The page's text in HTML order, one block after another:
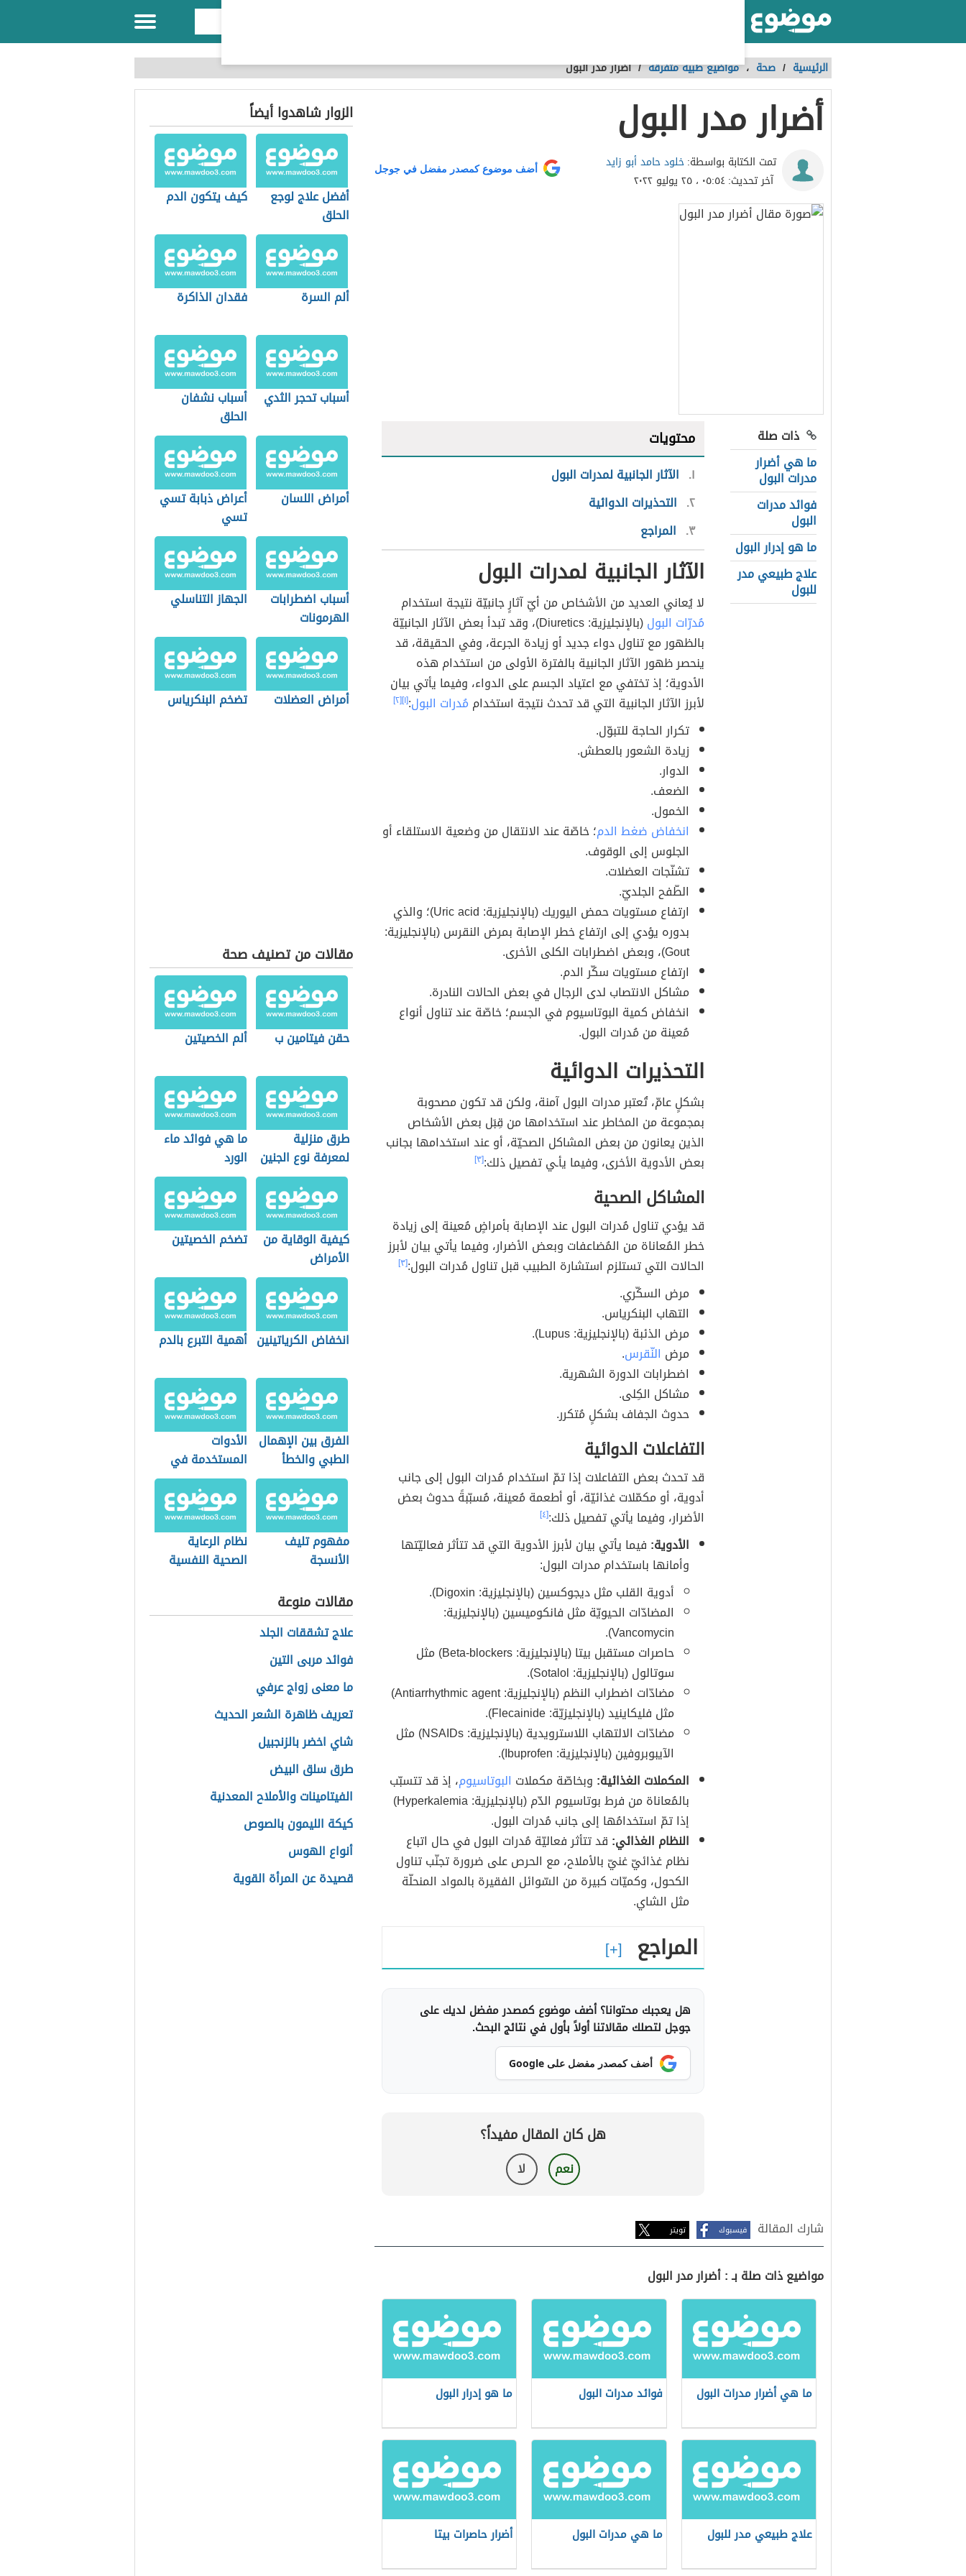
الرئيسية / صحة ،مواضيع طبية متفرقة /أضرار مدر البول
أضرار مدر البول
تمت الكتابة بواسطة:خلود حامد أبو زايد
آخر تحديث:٠٥:٥٤ ، ٢٥ يوليو ٢٠٢٢
أضف موضوع كمصدر مفضل في جوجل
ذات صلة
ما هي أضرار
مدرات البول
فوائد مدرات
البول
ما هو إدرار البول
علاج طبيعي مدر
للبول
محتويات
١ الآثار الجانبية لمدرات البول
٢ التحذيرات الدوائية
٣ المراجع
الآثار الجانبية لمدرات البول
لا يُعاني العديد من الأشخاص من أيّ آثارٍ جانبيّة نتيجة استخدام
مُدرّات البول
(بالإنجليزية: Diuretics)، وقد تبدأ بعض الآثار الجانبيّة
بالظهور مع تناول دواء جديد أو زيادة الجرعة، وفي الحقيقة، قد
ينحصر ظهور الآثار الجانبية بالفترة الأولى من استخدام هذه
الأدوية؛ إذ تختفي مع اعتياد الجسم على الدواء، وفيما يأتي بيان
لأبرز الآثار الجانبية التي قد تحدث نتيجة استخدام مُدرات البول:[١] [٢]
تكرار الحاجة للتبوّل.
زيادة الشعور بالعطش.
الدوار.
الضعف.
الخمول.
انخفاض ضغط الدم؛ خاصّة عند الانتقال من وضعية الاستلقاء أو
الجلوس إلى الوقوف.
تشنّجات العضلات.
الطّفح الجلديّ.
ارتفاع مستويات حمض اليوريك (بالإنجليزية: Uric acid)؛ والذي
بدوره يؤدي إلى ارتفاع خطر الإصابة بمرض النقرس (بالإنجليزية:
Gout)، وبعض اضطرابات الكلى الأخرى.
ارتفاع مستويات سكّر الدم.
مشاكل الانتصاب لدى الرجال في بعض الحالات النادرة.
انخفاض كمية البوتاسيوم في الجسم؛ خاصّة عند تناول أنواع
مُعينة من مُدرات البول.
التحذيرات الدوائية
بشكلٍ عامّ، تُعتبر مدرات البول آمنة، ولكن قد تكون مصحوبة
بمجموعة من المخاطر عند استخدامها من قِبَل بعض الأشخاص
الذين يعانون من بعض المشاكل الصحيّة، أو عند استخدامها بجانب
بعض الأدوية الأخرى، وفيما يأـي تفصيل ذلك:[٣]
المشاكل الصحية
قد يؤدي تناول مُدرات البول عند الإصابة بأمراضٍ مُعينة إلى زيادة
خطر المُعاناة من المُضاعفات وبعض الأضرار، وفيما يأتي بيان لأبرز
الحالات التي تستلزم استشارة الطبيب قبل تناول مُدرات البول:[٣]
مرض السكّري.
التهاب البنكرياس.
مرض الذئبة (بالإنجليزية: Lupus).
مرض النّقرس.
اضطرابات الدورة الشهرية.
مشاكل الكِلى.
حدوث الجفاف بشكلٍ مُتكرر.
التفاعلات الدوائية
قد تحدث بعض التفاعلات إذا تمّ استخدام مُدرات البول إلى جانب
أدوية، أو مكمّلات غذائيّة، أو أطعمة مُعينة، مُسبّبةً حدوث بعض
الأضرار، وفيما يأتي تفصيل ذلك:[٤]
الأدوية: فيما يأتي بيان لأبرز الأدوية التي قد تتأثر فعاليّتها
وأمانها باستخدام مدرات البول:
أدوية القلب مثل ديجوكسين (بالإنجليزية: Digoxin).
المضادّات الحيويّة مثل فانكوميسين (بالإنجليزية:
Vancomycin).
حاصرات مستقبل بيتا (بالإنجليزية: Beta-blockers) مثل
سوتالول (بالإنجليزية: Sotalol).
مضادّات اضطراب النظم (بالإنجليزية: Antiarrhythmic agent)
مثل فليكاينيد (بالإنجليزيّة: Flecainide).
مضادّات الالتهاب اللاسترويدية (بالإنجليزية: NSAIDs) مثل
الآيبوبروفين (بالإنجليزية: Ibuprofen).
المكملات الغذائية: وبخاصّة مكملات البوتاسيوم، إذ قد تتسبّب
بالمُعاناة من فرط بوتاسيوم الدّم (بالإنجليزية: Hyperkalemia)
إذا تمّ استخدامُها إلى جانب مُدرات البول.
النظام الغذائي: قد تتأثر فعاليّة مُدرات البول في حال اتباع
نظام غذائيّ غنيّ بالأملاح، مع الحرص على ضرورة تجنّب تناول
الكحول، وكميّات كبيرة من السّوائل الفقيرة بالمواد المنحلّة
مثل الشاي.
المراجع
هل يعجبك محتوانا؟ أضف موضوع كمصدر مفضل لديك على
جوجل لتصلك مقالاتنا أولاً بأول في نتائج البحث.
أضف كمصدر مفضل على Google
هل كان المقال مفيداً؟
نعم لا
شارك المقالة فيسبوك تويتر
مواضيع ذات صلة بـ : أضرار مدر البول
ما هي أضرار مدرات البول فوائد مدرات البول ما هو إدرار البول
علاج طبيعي مدر للبول ما هي مدرات البول أضرار حاصرات بيتا
الزوار شاهدوا أيضاً
أفضل علاج لوجع
الحلق
كيف يتكون الدم
ألم السرة فقدان الذاكرة
أسباب تحجر الثدي
أسباب نشفان
الحلق
أمراض اللسان
أعراض ذبابة تسي
تسي
أسباب اضطرابات
الهرمونات
الجهاز التناسلي
أمراض العضلات تضخم البنكرياس
مقالات من تصنيف صحة
حقن فيتامين ب ألم الخصيتين
طرق منزلية
لمعرفة نوع الجنين
ما هي فوائد ماء
الورد
كيفية الوقاية من
الأمراض
تضخم الخصيتين
انخفاض الكرياتينين أهمية التبرع بالدم
الفرق بين الإهمال
الطبي والخطأ
الطبي
الأدوات
المستخدمة في
طب النساء
والتوليد
مفهوم تليف
الأنسجة
نظام الرعاية
الصحية النفسية
مقالات منوعة
علاج تشققات الجلد
فوائد مربى التين
ما معنى زواج عرفي
تعريف ظاهرة الشعر الحديث
شاي اخضر بالزنجبيل
طرق سلق البيض
الفيتامينات والأملاح المعدنية
كيكة الليمون بالصوص
أنواع الهوس
قصيدة عن المرأة القوية